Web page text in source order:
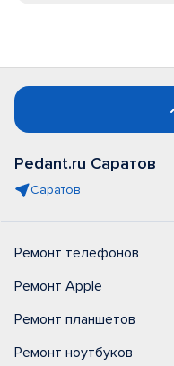
Pedant.ru Саратов
Саратов
Ремонт телефонов
Ремонт Apple
Ремонт планшетов
Ремонт ноутбуков